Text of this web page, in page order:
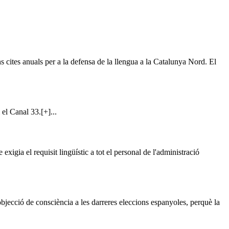
cites anuals per a la defensa de la llengua a la Catalunya Nord. El
el Canal 33.[+]...
exigia el requisit lingüístic a tot el personal de l'administració
de consciència a les darreres eleccions espanyoles, perquè la